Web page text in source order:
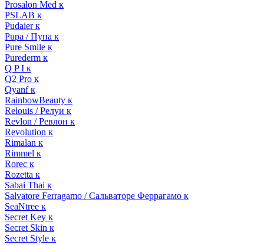
Prosalon Med к
PSLAB к
Pudaier к
Pupa / Пупа к
Pure Smile к
Purederm к
Q P I к
Q2 Pro к
Qyanf к
RainbowBeauty к
Relouis / Релуи к
Revlon / Ревлон к
Revolution к
Rimalan к
Rimmel к
Rorec к
Rozetta к
Sabai Thai к
Salvatore Ferragamo / Сальваторе Феррагамо к
SeaNtree к
Secret Key к
Secret Skin к
Secret Style к